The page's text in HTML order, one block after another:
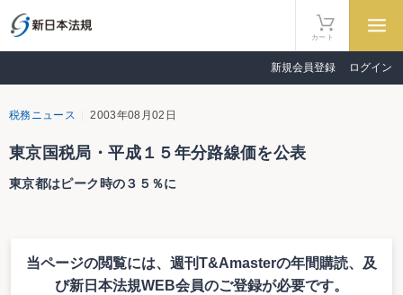
カート
新規会員登録 ログイン
税務ニュース 2003年08月02日
東京国税局・平成１５年分路線価を公表
東京都はピーク時の３５％に
これによると、全体としては下落しているものの、下落幅が５％未満の地点
は１４年分が２１地点であったのに対し、１５年分は３２地点と下落幅の縮小
当ページの閲覧には、週刊T&Amasterの年間購読、 及
び新日本法規WEB会員のご登録が必要です。